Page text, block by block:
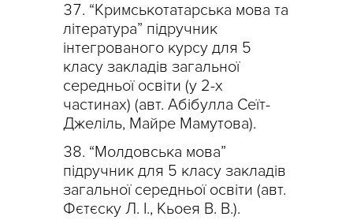
“Кримськотатарська мова та
література” підручник
інтегрованого курсу для 5
класу закладів загальної
середньої освіти (у 2-х
частинах) (авт. Абібулла Сеїт-
Джеліль, Майре Мамутова).
“Молдовська мова”
підручник для 5 класу закладів
загальної середньої освіти (авт.
Фєтєску Л. І., Кьоея В. В.).